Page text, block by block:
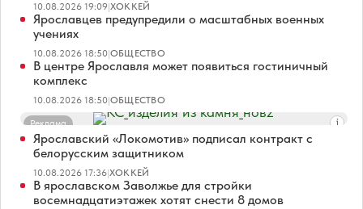
10.08.2026 19:09|ХОККЕЙ
Ярославцев предупредили о масштабных военных
учениях
10.08.2026 18:50|ОБЩЕСТВО
В центре Ярославля может появиться гостиничный
комплекс
10.08.2026 18:50|ОБЩЕСТВО
Реклама
Ярославский «Локомотив» подписал контракт с
белорусским защитником
10.08.2026 17:36|ХОККЕЙ
В ярославском Заволжье для стройки
восемнадцатиэтажек хотят снести 8 домов